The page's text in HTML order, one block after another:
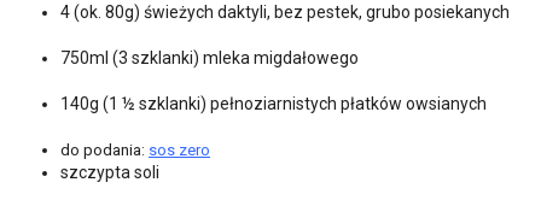
4 (ok. 80g) świeżych daktyli, bez pestek, grubo posiekanych
750ml (3 szklanki) mleka migdałowego
140g (1 ½ szklanki) pełnoziarnistych płatków owsianych
do podania: sos zero
szczypta soli